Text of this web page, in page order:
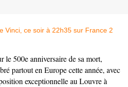
le 500e anniversaire de sa mort,
partout en Europe cette année, avec
exceptionnelle au Louvre à